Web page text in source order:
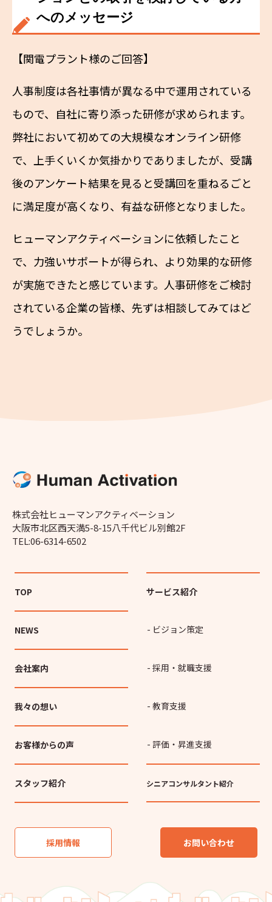
へのメッセージ
【関電プラント様のご回答】
人事制度は各社事情が異なる中で運用されている
もので、自社に寄り添った研修が求められます。
弊社において初めての大規模なオンライン研修
で、上手くいくか気掛かりでありましたが、受講
後のアンケート結果を見ると受講回を重ねるごと
に満足度が高くなり、有益な研修となりました。
ヒューマンアクティベーションに依頼したこと
で、力強いサポートが得られ、より効果的な研修
が実施できたと感じています。人事研修をご検討
されている企業の皆様、先ずは相談してみてはど
うでしょうか。
株式会社ヒューマンアクティベーション
大阪市北区西天満5-8-15八千代ビル別館2F
TEL:06-6314-6502
TOP
NEWS
会社案内
我々の想い
お客様からの声
サービス紹介
- ビジョン策定
- 採用・就職支援
- 教育支援
- 評価・昇進支援
スタッフ紹介 シニアコンサルタント紹介
採用情報 お問い合わせ